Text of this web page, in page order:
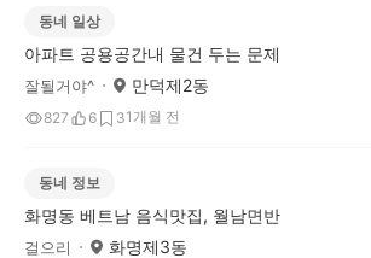
동네 일상
아파트 공용공간내 물건 두는 문제
잘될거야^ 만덕제2동
827 6 31개월 전
동네 정보
화명동 베트남 음식맛집, 월남면반
걸으리 화명제3동